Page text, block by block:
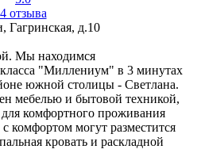
4 отзыва
Гагринская, д.10
Мы находимся
"Миллениум" в 3 минутах
южной столицы - Светлана.
мебелью и бытовой техникой,
комфортного проживания
комфортом могут разместится
кровать и раскладной